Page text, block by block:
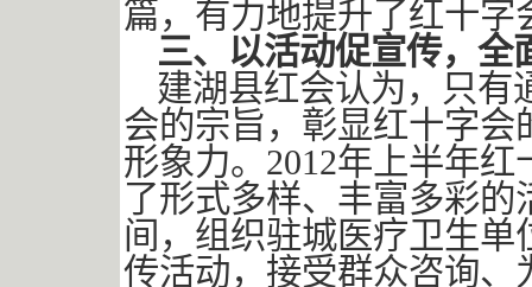
篇，有力地提升了红十字
三、以活动促宣传，全
建湖县红会认为，只有
会的宗旨，彰显红十字
形象力。2012年上半年
了形式多样、丰富多彩的
间，组织驻城医疗卫生
传活动，接受群众咨询、